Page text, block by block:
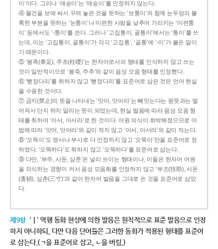
이’이다. 그러나 ‘애송이’는 ‘애숭이’를 인정하지 않는다.
④ 물건을 보에 싸서 꾸려 놓은 것을 뜻하는 ‘보퉁이’와 함께 눈두덩의 불
룩한 부분을 뜻하는 ‘눈퉁이’나 미련한 사람을 낮추어 가리키는 ‘미련퉁
이’ 등에서도 ‘-퉁이’를 쓴다. 그러나 ‘고집통이, 골통이’에서는 ‘통이’를 쓰
는데, 이는 ‘고집통이, 골통이’가 각각 ‘고집통’, ‘골통’에 ‘-이’가 붙은 말이
기 때문이다.
⑤ ‘봉족(奉足), 주초(柱礎)’는 한자어로서의 형태를 인식하지 않고 쓰는
것이 일반적이므로 ‘봉죽, 주추’와 같이 음성 모음 형태를 인정했다.
⑥ ‘뻗장다리’를 취하지 않고 ‘뻗정다리’를 표준어로 삼은 것은 언어 현실
을 수용한 것이다.
⑦ 금지(禁止)의 뜻을 나타내는 ‘앗아, 앗아라’는 빼앗는다는 원뜻과는 멀
어져서 단지 하지 말라는 뜻이 되었는데, 현실 발음에 따라 음성 모음 형
태를 취하여 ‘아서, 아서라’로 한 것이다. 어원 의식이 희박해졌으므로 어
법에 따라 ‘앗어, 앗어라’와 같이 적지 않고 ‘아서, 아서라’와 같이 적는다.
⑧ ‘오똑이’도 명사나 부사로 다 인정하지 않고 ‘오뚝이’만을 표준어로 정
하였다. ‘오똑하다’도 취하지 않고 ‘오뚝하다’를 표준어로 삼는다.
⑨ 다만, ‘부주, 사둔, 삼춘’은 널리 쓰이는 형태이나, 이들은 한자어 어원
을 의식하는 경향이 커서 음성 모음화를 인정하지 않고 ‘부조(扶助), 사돈
(査頓), 삼촌(三寸)’과 같이 한자어 발음을 그대로 쓴 것을 표준어로 삼았
다.
제9항 ‘ㅣ’ 역행 동화 현상에 의한 발음은 원칙적으로 표준 발음으로 인정
하지 아니하되, 다만 다음 단어들은 그러한 동화가 적용된 형태를 표준어
로 삼는다.(ㄱ을 표준어로 삼고, ㄴ을 버림.)